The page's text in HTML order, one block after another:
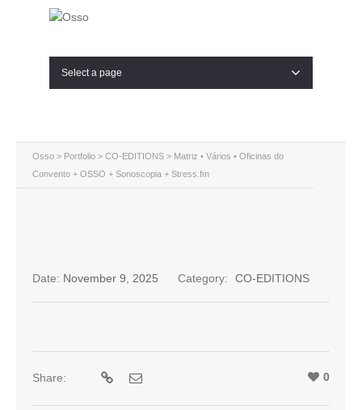
Select a page
Osso > Portfolio > CO-EDITIONS > Matriz • Vários • Oficinas do
Convento + OSSO + Sonoscopia + Stress.fm
Date: November 9, 2025 Category: CO-EDITIONS
Share: 0